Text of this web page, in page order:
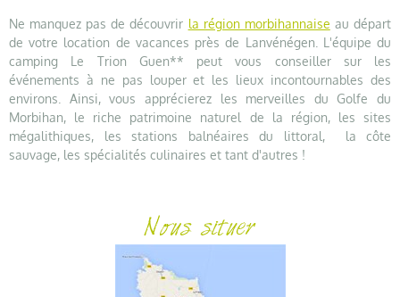
Ne manquez pas de découvrir la région morbihannaise au départ
de votre location de vacances près de Lanvénégen. L'équipe du
camping Le Trion Guen** peut vous conseiller sur les
événements à ne pas louper et les lieux incontournables des
environs. Ainsi, vous apprécierez les merveilles du Golfe du
Morbihan, le riche patrimoine naturel de la région, les sites
mégalithiques, les stations balnéaires du littoral, la côte
sauvage, les spécialités culinaires et tant d'autres !